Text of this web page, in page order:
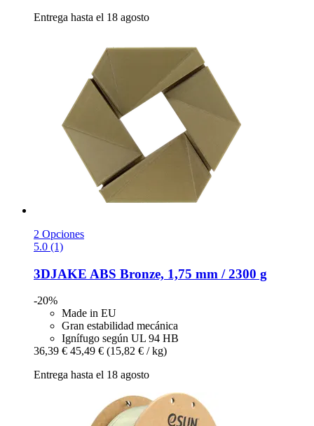
Entrega hasta el 18 agosto
2 Opciones
5.0 (1)
3DJAKE ABS Bronze, 1,75 mm / 2300 g
-20%
Made in EU
Gran estabilidad mecánica
Ignífugo según UL 94 HB
36,39 € 45,49 € (15,82 € / kg)
Entrega hasta el 18 agosto